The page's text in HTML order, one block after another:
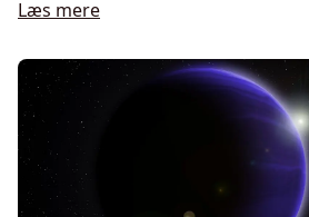
Læs mere